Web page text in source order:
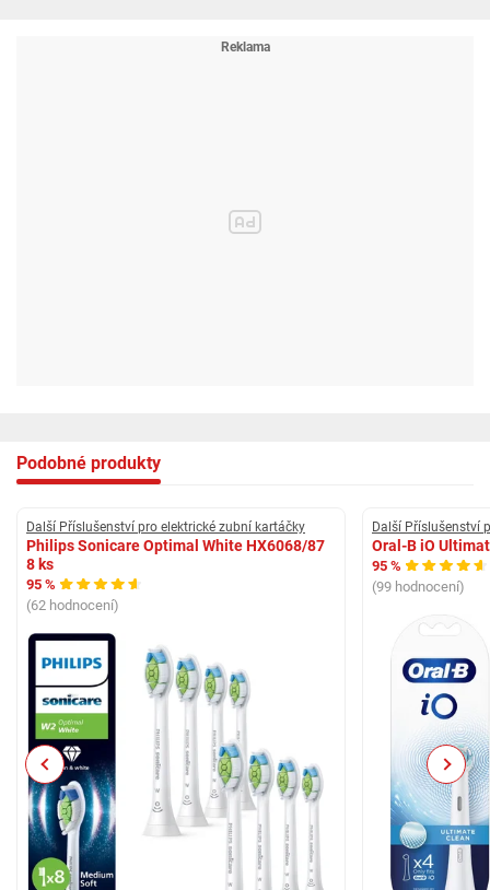
Podobné produkty
Další Příslušenství pro elektrické zubní kartáčky
Philips Sonicare Optimal White HX6068/87
8 ks
95 %
(62 hodnocení)
Další Příslušenství
Oral-B iO
95 %
(99 hodnocení)
Previous Next